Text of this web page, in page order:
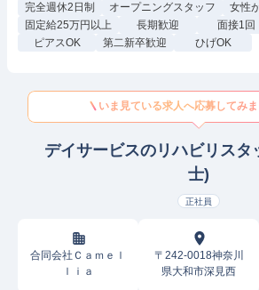
完全週休2日制
オープニングスタッフ 女性
固定給25万円以上
長期歓迎 面接1回
ピアスOK
第二新卒歓迎 ひげOK
いま見ている求人へ応募してみま
デイサービスのリハビリスタ
士)
正社員
合同会社Ｃａｍｅｌ
ｌｉａ
〒242-0018神奈川
県大和市深見西